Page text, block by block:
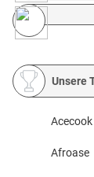
Unsere
Acecook
Afroase